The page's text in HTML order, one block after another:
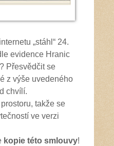
„stáhl“ 24.
evidence Hranic
Přesvědčit se
z výše uvedeného
chvílí.
takže se
ve verzi
kopie této smlouvy!